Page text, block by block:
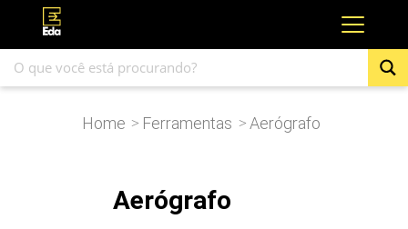
Home > Ferramentas > Aerógrafo
Aerógrafo